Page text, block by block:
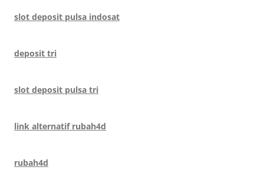
slot deposit pulsa indosat
deposit tri
slot deposit pulsa tri
link alternatif rubah4d
rubah4d